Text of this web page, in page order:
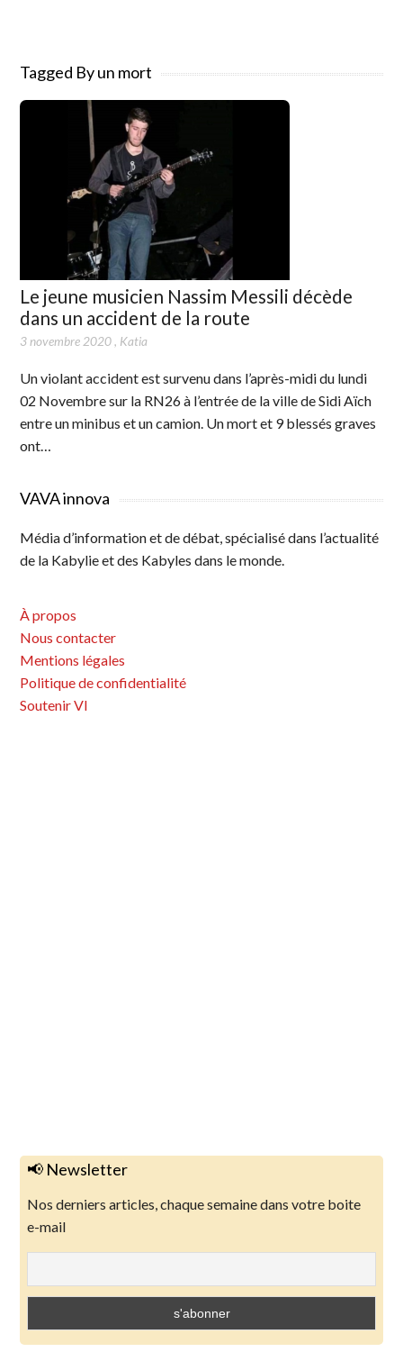
Tagged By un mort
Le jeune musicien Nassim Messili décède
dans un accident de la route
3 novembre 2020, Katia
Un violant accident est survenu dans l’après-midi du lundi
02 Novembre sur la RN26 à l’entrée de la ville de Sidi Aïch
entre un minibus et un camion. Un mort et 9 blessés graves
ont…
VAVA innova
Média d’information et de débat, spécialisé dans l’actualité
de la Kabylie et des Kabyles dans le monde.
À propos
Nous contacter
Mentions légales
Politique de confidentialité
Soutenir VI
📢 Newsletter
Nos derniers articles, chaque semaine dans votre boite
e-mail